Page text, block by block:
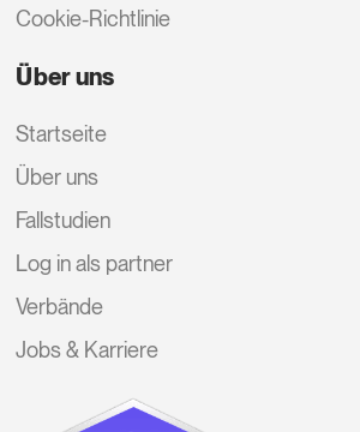
Cookie-Richtlinie
Über uns
Startseite
Über uns
Fallstudien
Log in als partner
Verbände
Jobs & Karriere